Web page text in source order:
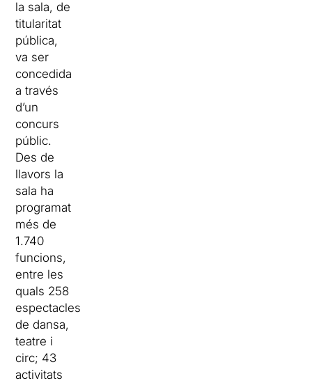
la sala, de
titularitat
pública,
va ser
concedida
a través
d’un
concurs
públic.
Des de
llavors la
sala ha
programat
més de
1.740
funcions,
entre les
quals 258
espectacles
de dansa,
teatre i
circ; 43
activitats